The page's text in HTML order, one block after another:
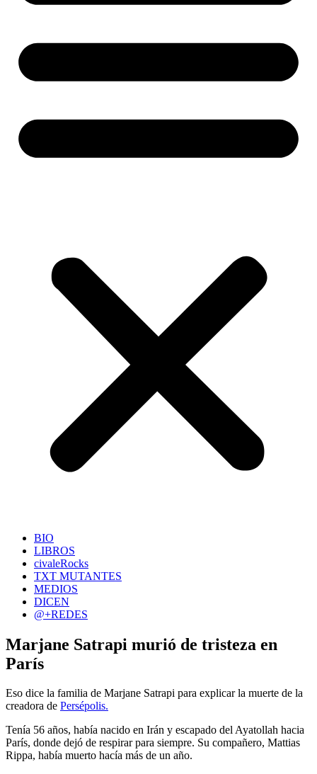
BIO
LIBROS
civaleRocks
TXT MUTANTES
MEDIOS
DICEN
@+REDES
Marjane Satrapi murió de tristeza en
París
Eso dice la familia de Marjane Satrapi para explicar la muerte de la
creadora de Persépolis.
Tenía 56 años, había nacido en Irán y escapado del Ayatollah hacia
París, donde dejó de respirar para siempre. Su compañero, Mattias
Rippa, había muerto hacía más de un año.